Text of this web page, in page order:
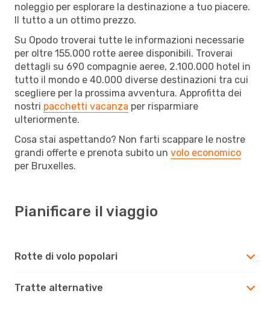
noleggio per esplorare la destinazione a tuo piacere.
Il tutto a un ottimo prezzo.
Su Opodo troverai tutte le informazioni necessarie
per oltre 155.000 rotte aeree disponibili. Troverai
dettagli su 690 compagnie aeree, 2.100.000 hotel in
tutto il mondo e 40.000 diverse destinazioni tra cui
scegliere per la prossima avventura. Approfitta dei
nostri pacchetti vacanza per risparmiare
ulteriormente.
Cosa stai aspettando? Non farti scappare le nostre
grandi offerte e prenota subito un volo economico
per Bruxelles.
Pianificare il viaggio
Rotte di volo popolari
Tratte alternative